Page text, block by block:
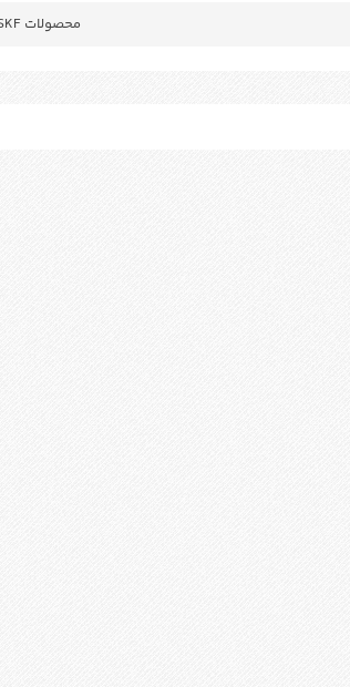
محصولات SKF